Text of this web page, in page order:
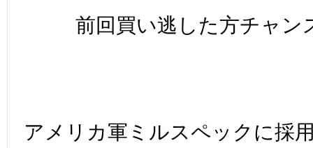
前回買い逃した方チャン
アメリカ軍ミルスペックに採